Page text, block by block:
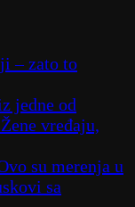
– zato to
jedne od
vređaju,
su merenja u
sa